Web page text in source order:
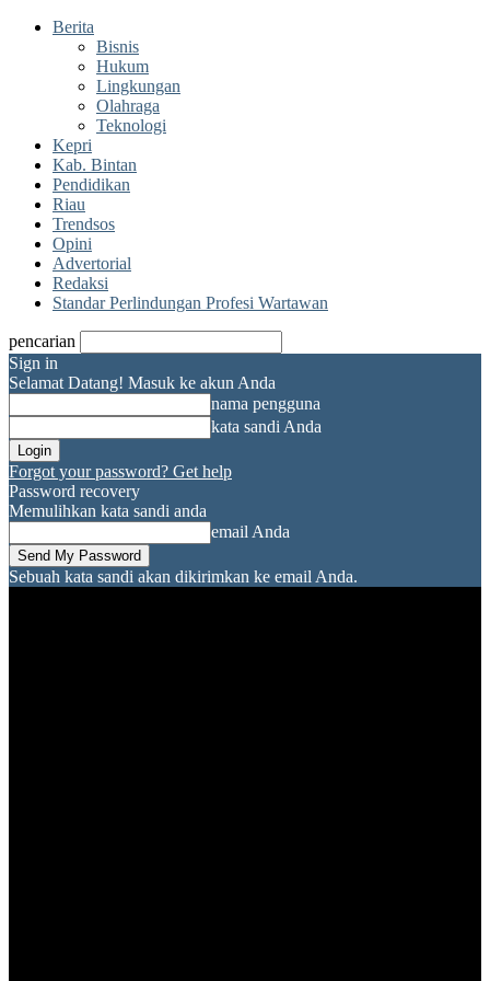
Berita
Bisnis
Hukum
Lingkungan
Olahraga
Teknologi
Kepri
Kab. Bintan
Pendidikan
Riau
Trendsos
Opini
Advertorial
Redaksi
Standar Perlindungan Profesi Wartawan
pencarian
Sign in
Selamat Datang! Masuk ke akun Anda
nama pengguna
kata sandi Anda
Forgot your password? Get help
Password recovery
Memulihkan kata sandi anda
email Anda
Sebuah kata sandi akan dikirimkan ke email Anda.